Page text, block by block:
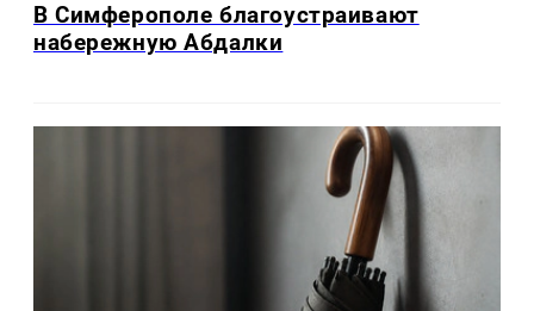
В Симферополе благоустраивают
набережную Абдалки